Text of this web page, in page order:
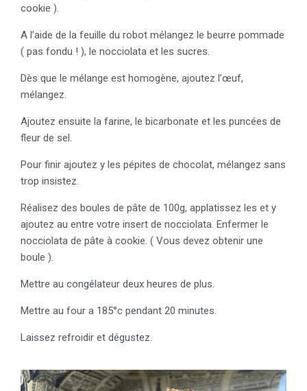
cookie ).
A l’aide de la feuille du robot mélangez le beurre pommade
( pas fondu ! ), le nocciolata et les sucres.
Dès que le mélange est homogène, ajoutez l’œuf,
mélangez.
Ajoutez ensuite la farine, le bicarbonate et les puncées de
fleur de sel.
Pour finir ajoutez y les pépites de chocolat, mélangez sans
trop insistez.
Réalisez des boules de pâte de 100g, applatissez les et y
ajoutez au entre votre insert de nocciolata. Enfermer le
nocciolata de pâte à cookie. ( Vous devez obtenir une
boule ).
Mettre au congélateur deux heures de plus.
Mettre au four a 185°c pendant 20 minutes.
Laissez refroidir et dégustez.